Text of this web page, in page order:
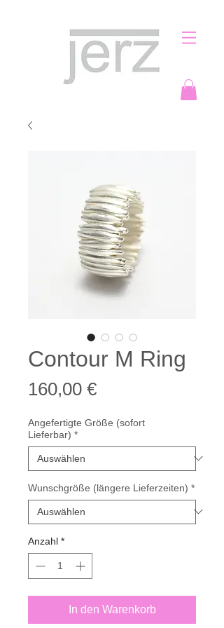
Contour M Ring
160,00 €Preis
Angefertigte Größe (sofort
Lieferbar) *
Wunschgröße (längere Lieferzeiten) *
Anzahl *
In den Warenkorb